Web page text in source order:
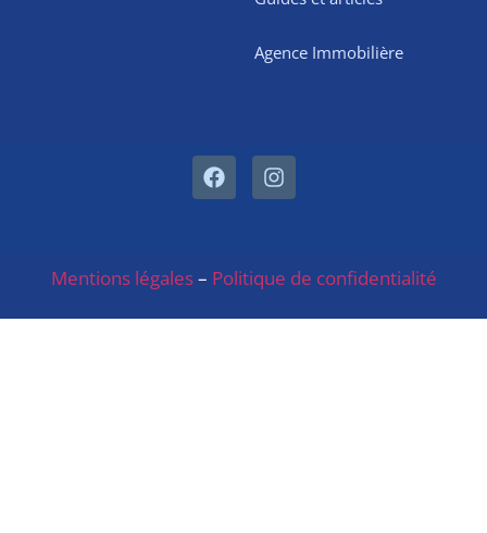
Agence Immobilière
Mentions légales– Politique de confidentialité